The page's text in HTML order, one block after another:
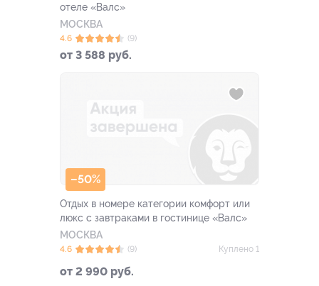
отеле «Валс»
МОСКВА
от 3 588 руб.
4.6 (9)
–50%
Отдых в номере категории комфорт или
люкс с завтраками в гостинице «Валс»
МОСКВА
от 2 990 руб.
4.6 (9) Куплено 1